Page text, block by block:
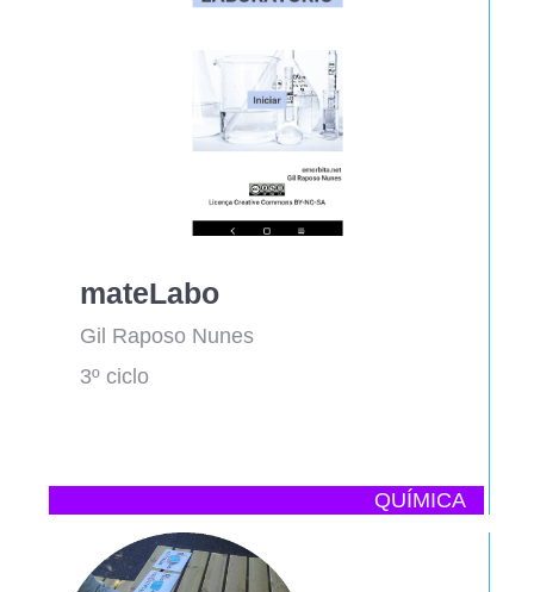
mateLabo
Gil Raposo Nunes
3º ciclo
QUÍMICA